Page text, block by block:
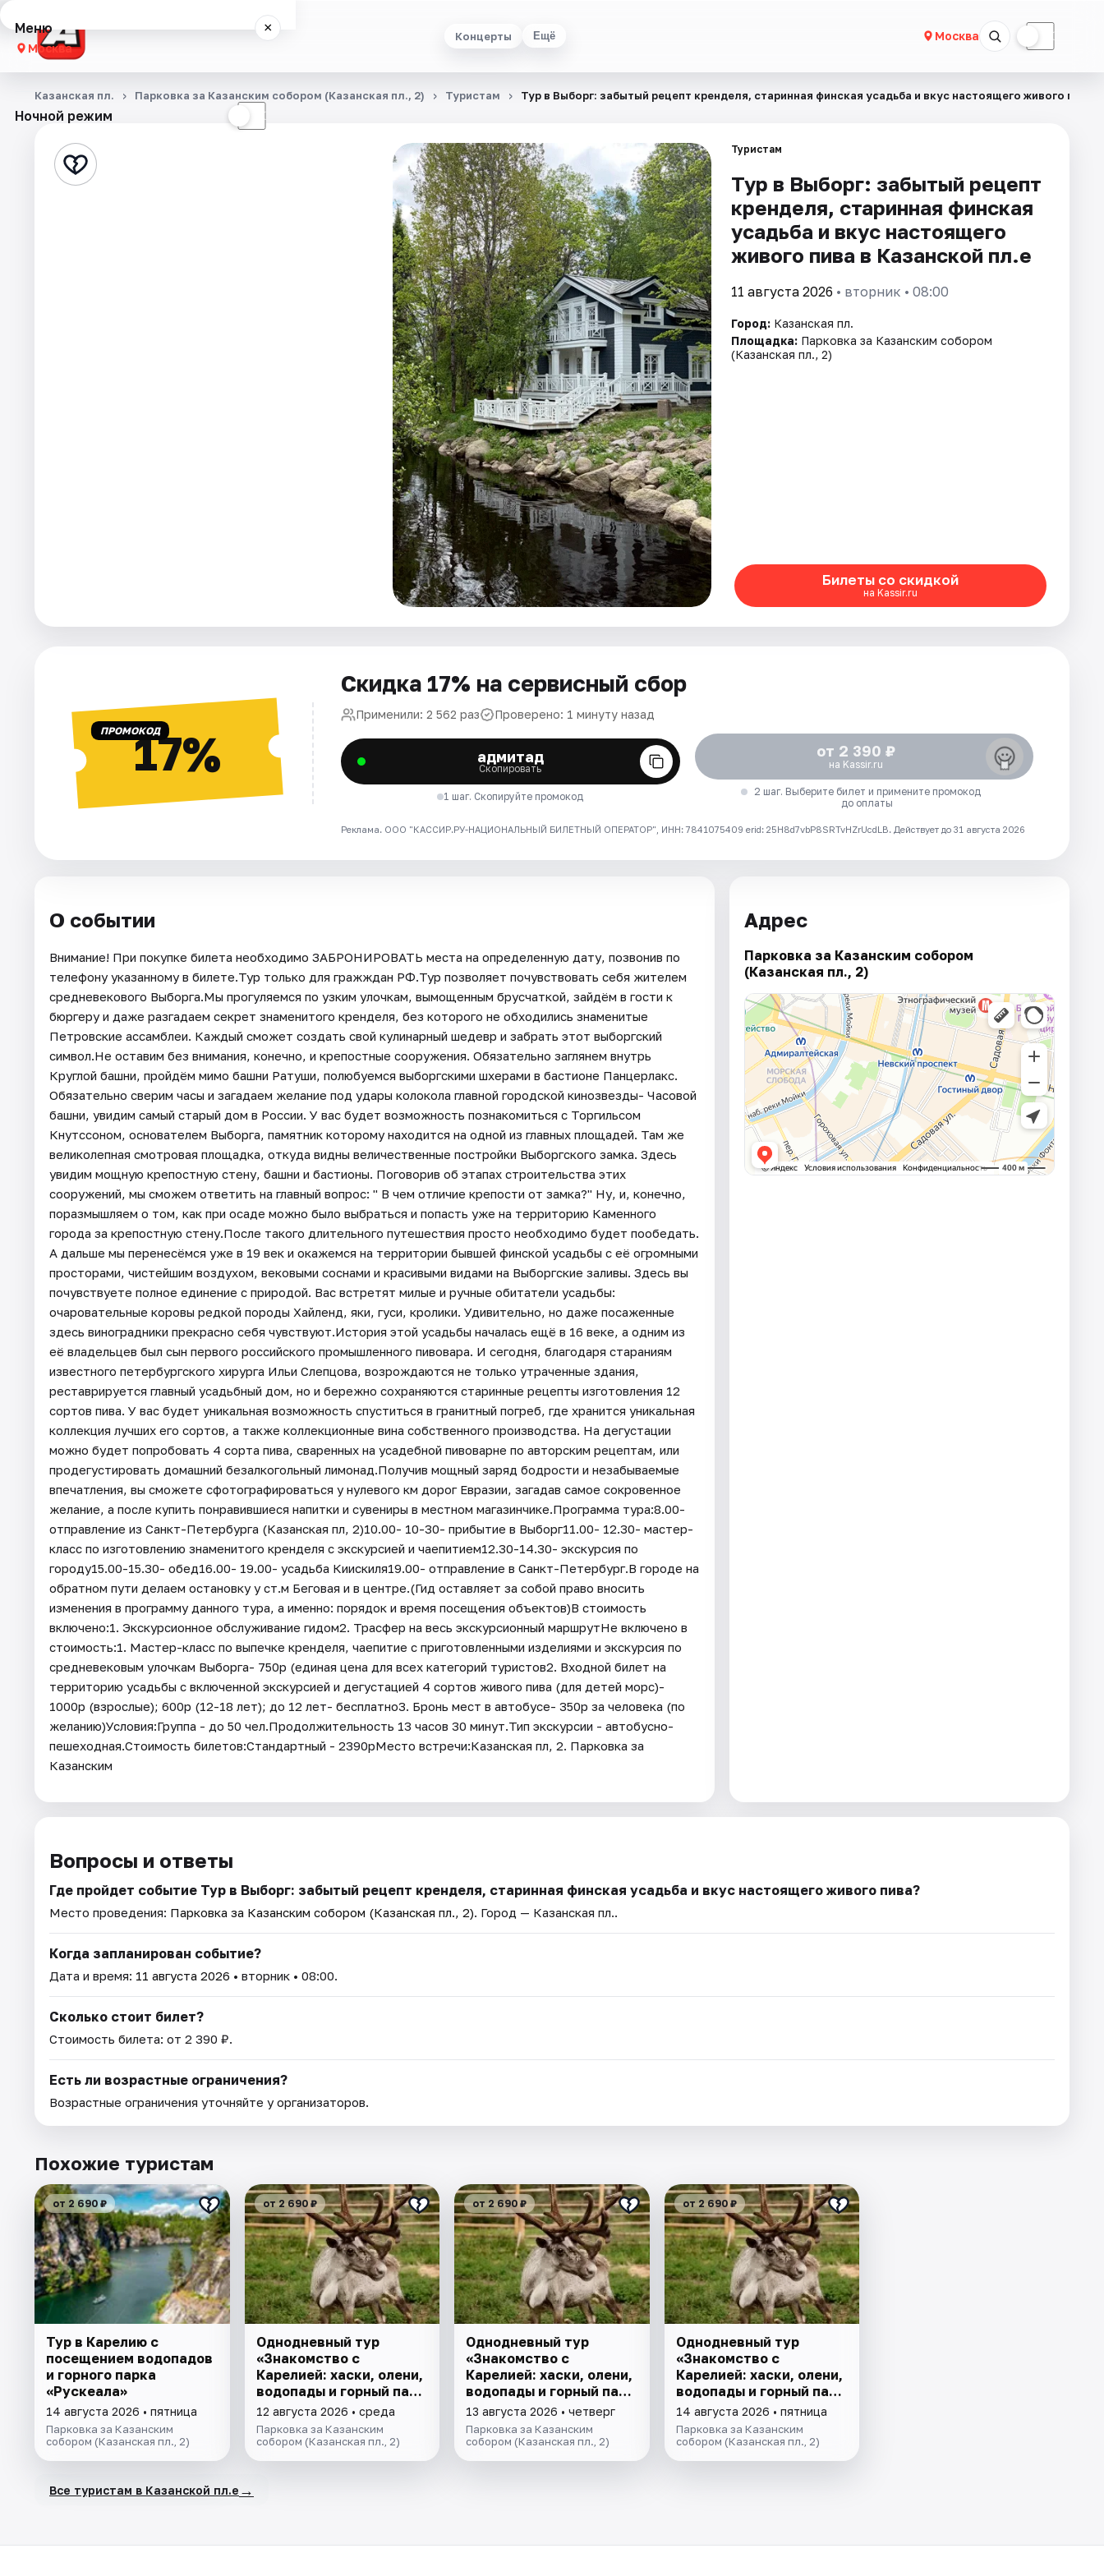
Концерты Ещё Москва ☾
Меню ×
Москва
Концерты
Города
Площадки
Ночной режим ☾
Казанская пл. Парковка за Казанским собором (Казанская пл., 2) Туристам Тур в Выборг: забытый рецепт кренделя, старинная финская усадьба и вкус настоящего живого пива
Туристам
Тур в Выборг: забытый рецепт
кренделя, старинная финская
усадьба и вкус настоящего
живого пива в Казанской пл.е
11 августа 2026 • вторник • 08:00
Город: Казанская пл.
Площадка: Парковка за Казанским собором
(Казанская пл., 2)
Билеты со скидкой
на Kassir.ru
ПРОМОКОД17%
Скидка 17% на сервисный сбор
Применили: 2 562 раз Проверено: 1 минуту назад
адмитад
Скопировать
1 шаг. Скопируйте промокод
от 2 390 ₽
на Kassir.ru
2 шаг. Выберите билет и примените промокод
до оплаты
Реклама. ООО "КАССИР.РУ-НАЦИОНАЛЬНЫЙ БИЛЕТНЫЙ ОПЕРАТОР", ИНН: 7841075409 erid: 25H8d7vbP8SRTvHZrUcdLB. Действует до 31 августа 2026
О событии
Внимание! При покупке билета необходимо ЗАБРОНИРОВАТЬ места на определенную дату, позвонив по
телефону указанному в билете.Тур только для гражждан РФ.Тур позволяет почувствовать себя жителем
средневекового Выборга.Мы прогуляемся по узким улочкам, вымощенным брусчаткой, зайдём в гости к
бюргеру и даже разгадаем секрет знаменитого кренделя, без которого не обходились знаменитые
Петровские ассамблеи. Каждый сможет создать свой кулинарный шедевр и забрать этот выборгский
символ.Не оставим без внимания, конечно, и крепостные сооружения. Обязательно заглянем внутрь
Круглой башни, пройдём мимо башни Ратуши, полюбуемся выборгскими шхерами в бастионе Панцерлакс.
Обязательно сверим часы и загадаем желание под удары колокола главной городской кинозвезды- Часовой
башни, увидим самый старый дом в России. У вас будет возможность познакомиться с Торгильсом
Кнутссоном, основателем Выборга, памятник которому находится на одной из главных площадей. Там же
великолепная смотровая площадка, откуда видны величественные постройки Выборгского замка. Здесь
увидим мощную крепостную стену, башни и бастионы. Поговорив об этапах строительства этих
сооружений, мы сможем ответить на главный вопрос: " В чем отличие крепости от замка?" Ну, и, конечно,
поразмышляем о том, как при осаде можно было выбраться и попасть уже на территорию Каменного
города за крепостную стену.После такого длительного путешествия просто необходимо будет пообедать.
А дальше мы перенесёмся уже в 19 век и окажемся на территории бывшей финской усадьбы с её огромными
просторами, чистейшим воздухом, вековыми соснами и красивыми видами на Выборгские заливы. Здесь вы
почувствуете полное единение с природой. Вас встретят милые и ручные обитатели усадьбы:
очаровательные коровы редкой породы Хайленд, яки, гуси, кролики. Удивительно, но даже посаженные
здесь виноградники прекрасно себя чувствуют.История этой усадьбы началась ещё в 16 веке, а одним из
её владельцев был сын первого российского промышленного пивовара. И сегодня, благодаря стараниям
известного петербургского хирурга Ильи Слепцова, возрождаются не только утраченные здания,
реставрируется главный усадьбный дом, но и бережно сохраняются старинные рецепты изготовления 12
сортов пива. У вас будет уникальная возможность спуститься в гранитный погреб, где хранится уникальная
коллекция лучших его сортов, а также коллекционные вина собственного производства. На дегустации
можно будет попробовать 4 сорта пива, сваренных на усадебной пивоварне по авторским рецептам, или
продегустировать домашний безалкогольный лимонад.Получив мощный заряд бодрости и незабываемые
впечатления, вы сможете сфотографироваться у нулевого км дорог Евразии, загадав самое сокровенное
желание, а после купить понравившиеся напитки и сувениры в местном магазинчике.Программа тура:8.00-
отправление из Санкт-Петербурга (Казанская пл, 2)10.00- 10-30- прибытие в Выборг11.00- 12.30- мастер-
класс по изготовлению знаменитого кренделя с экскурсией и чаепитием12.30-14.30- экскурсия по
городу15.00-15.30- обед16.00- 19.00- усадьба Киискиля19.00- отправление в Санкт-Петербург.В городе на
обратном пути делаем остановку у ст.м Беговая и в центре.(Гид оставляет за собой право вносить
изменения в программу данного тура, а именно: порядок и время посещения объектов)В стоимость
включено:1. Экскурсионное обслуживание гидом2. Трасфер на весь экскурсионный маршрутНе включено в
стоимость:1. Мастер-класс по выпечке кренделя, чаепитие с приготовленными изделиями и экскурсия по
средневековым улочкам Выборга- 750р (единая цена для всех категорий туристов2. Входной билет на
территорию усадьбы с включенной экскурсией и дегустацией 4 сортов живого пива (для детей морс)-
1000р (взрослые); 600р (12-18 лет); до 12 лет- бесплатно3. Бронь мест в автобусе- 350р за человека (по
желанию)Условия:Группа - до 50 чел.Продолжительность 13 часов 30 минут.Тип экскурсии - автобусно-
пешеходная.Стоимость билетов:Стандартный - 2390рМесто встречи:Казанская пл, 2. Парковка за
Казанским
Адрес
Парковка за Казанским собором
(Казанская пл., 2)
Вопросы и ответы
Где пройдет событие Тур в Выборг: забытый рецепт кренделя, старинная финская усадьба и вкус настоящего живого пива?
Место проведения: Парковка за Казанским собором (Казанская пл., 2). Город — Казанская пл..
Когда запланирован событие?
Дата и время: 11 августа 2026 • вторник • 08:00.
Сколько стоит билет?
Стоимость билета: от 2 390 ₽.
Есть ли возрастные ограничения?
Возрастные ограничения уточняйте у организаторов.
Похожие туристам
от 2 690 ₽
Тур в Карелию с
посещением водопадов
и горного парка
«Рускеала»
14 августа 2026 • пятница
Парковка за Казанским
собором (Казанская пл., 2)
от 2 690 ₽
Однодневный тур
«Знакомство с
Карелией: хаски, олени,
водопады и горный парк
"Рускеала»
12 августа 2026 • среда
Парковка за Казанским
собором (Казанская пл., 2)
от 2 690 ₽
Однодневный тур
«Знакомство с
Карелией: хаски, олени,
водопады и горный парк
"Рускеала»
13 августа 2026 • четверг
Парковка за Казанским
собором (Казанская пл., 2)
от 2 690 ₽
Однодневный тур
«Знакомство с
Карелией: хаски, олени,
водопады и горный парк
"Рускеала»
14 августа 2026 • пятница
Парковка за Казанским
собором (Казанская пл., 2)
Все туристам в Казанской пл.е →